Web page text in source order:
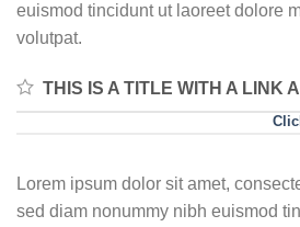
euismod tincidunt ut laoreet dolore
volutpat.
THIS IS A TITLE WITH A LINK
Lorem ipsum dolor sit amet,
sed diam nonummy nibh euismod